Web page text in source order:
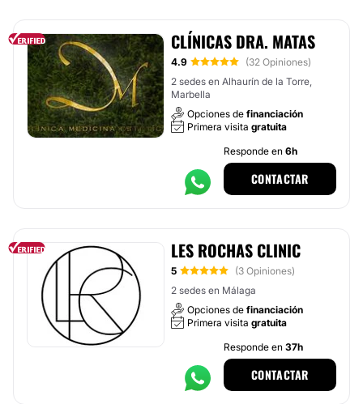
CLÍNICAS DRA. MATAS
4.9
(32 Opiniones)
2 sedes en Alhaurín de la Torre,
Marbella
Opciones de financiación
Primera visita gratuita
Responde en 6h
CONTACTAR
LES ROCHAS CLINIC
5
(3 Opiniones)
2 sedes en Málaga
Opciones de financiación
Primera visita gratuita
Responde en 37h
CONTACTAR